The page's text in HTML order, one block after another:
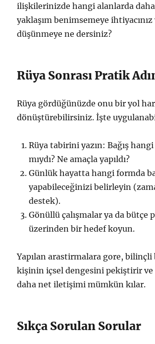
ilişkilerinizde hangi alanlarda
yaklaşım benimsemeye ihtiyacınız
düşünmeye ne dersiniz?
Rüya Sonrası Pratik
Rüya gördüğünüzde onu bir yol
dönüştürebilirsiniz. İşte
Rüya tabirini yazın: Bağış hangi
mıydı? Ne amaçla yapıldı?
Günlük hayatta hangi formda
yapabileceğinizi belirleyin
destek).
Gönüllü çalışmalar ya da bütçe
üzerinden bir hedef koyun.
Yapılan arastirmalara gore, bilinçli
kişinin içsel dengesini pekiştirir
daha net iletişimi mümkün kılar.
Sıkça Sorulan Sorular